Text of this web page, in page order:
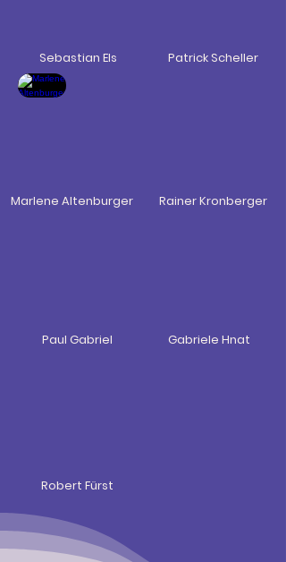
Patrick Scheller
Sebastian Els
Rainer Kronberger
Paul Gabriel
Marlene Altenburger
Gabriele Hnat
Robert Fürst